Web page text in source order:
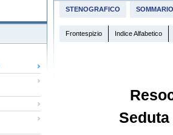
STENOGRAFICO SOMMARIO
Frontespizio Indice Alfabetico